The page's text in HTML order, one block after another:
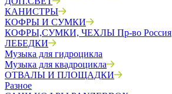
КАНИСТРЫ
КОФРЫ И СУМКИ
КОФРЫ,СУМКИ, ЧЕХЛЫ Пр-во Россия
ЛЕБЕДКИ
Музыка для гидроцикла
Музыка для квадроцикла
ОТВАЛЫ И ПЛОЩАДКИ
Разное